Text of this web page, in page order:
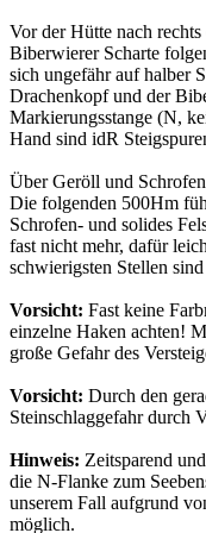
Vor der Hütte nach
Biberwierer Scharte
sich ungefähr auf halber
Drachenkopf und der
Markierungsstange (N,
Hand sind idR
Über Geröll und
Die folgenden 500Hm
Schrofen- und solides
fast nicht mehr, dafür
schwierigsten Stellen
Vorsicht: Fast keine
einzelne Haken achten!
große Gefahr des
Vorsicht: Durch den
Steinschlaggefahr durch
Hinweis: Zeitsparend
die N-Flanke zum
unserem Fall aufgrund
möglich.